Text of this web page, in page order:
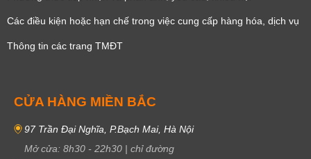
Các điều kiện hoặc hạn chế trong việc cung cấp hàng hóa, dịch vụ
Thông tin các trang TMĐT
CỬA HÀNG MIỀN BẮC
97 Trần Đại Nghĩa, P.Bạch Mai, Hà Nội
Mở cửa: 8h30 - 22h30 | chỉ đường